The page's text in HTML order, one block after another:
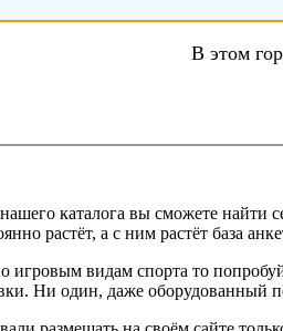
В этом
каталога вы сможете найти
растёт, а с ним растёт база
игровым видам спорта то
Ни один, даже оборудованный